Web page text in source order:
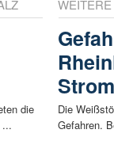
die
...
Die
Gefahren.